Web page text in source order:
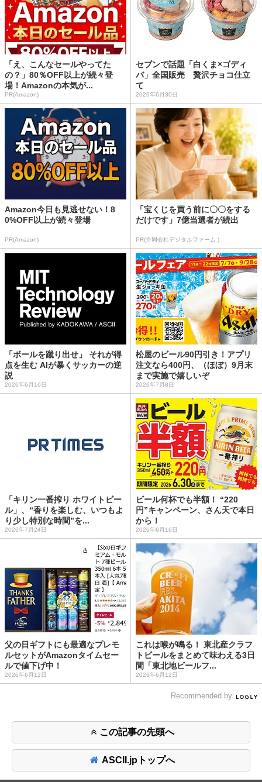
「え、こんなセールやってた
の？」80％OFF以上が続々登
場！Amazonの本気が...
PR(Amazon)
セブンで話題「白くま×ゴディ
バ」全国販売 贅沢チョコ仕立
て
2026年6月30日
Amazon今日も見逃せない！8
0%OFF以上が続々登場
PR(Amazon)
「宝くじを買う前に〇〇をする
だけです」7億当選者が続出
PR(合同会社デジタルファーム )
「ボールを蹴り出せ」 それが得
点を生む AIが暴くサッカーの逆
説
2026年6月16日
松屋のビール90円引き！アプリ
注文なら400円、（ほぼ）9月末
まで実施で嬉しいぞ
2026年7月8日
「キリン一番搾り ホワイトビー
ル」、“香りを楽しむ、いつもよ
り少し特別な時間”を...
2026年7月24日
ビール何杯でも半額！ “220
円”キャンペーン、さん天で本日
から！
2026年6月16日
父の日ギフトにも最適なプレモ
ルセットがAmazonタイムセー
ルで値下げ中！
2026年6月12日
これは喉が鳴る！ 東北産クラフ
トビールをまとめて味わえる3日
間「東北地ビールフ...
2026年6月12日
Recommended by
この記事の先頭へ
ASCII.jpトップへ